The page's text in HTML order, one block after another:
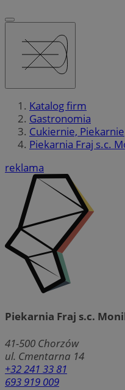
Katalog firm
Gastronomia
Cukiernie, Piekarnie
Piekarnia Fraj s.c.
reklama
Piekarnia Fraj s.c.
41-500 Chorzów
ul. Cmentarna 14
+32 241 33 81
693 919 009